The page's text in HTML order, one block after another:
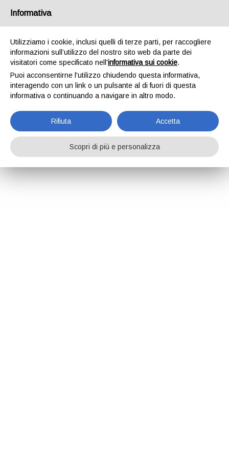
Informativa
Utilizziamo i cookie, inclusi quelli di terze parti, per raccogliere
informazioni sull’utilizzo del nostro sito web da parte dei
visitatori come specificato nell'informativa sui cookie.
Puoi acconsentirne l'utilizzo chiudendo questa informativa,
interagendo con un link o un pulsante al di fuori di questa
informativa o continuando a navigare in altro modo.
Rifiuta Accetta
Scopri di più e personalizza